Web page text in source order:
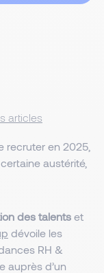
articles
recruter en 2025,
austérité,
des talents et
dévoile les
RH &
auprès d’un